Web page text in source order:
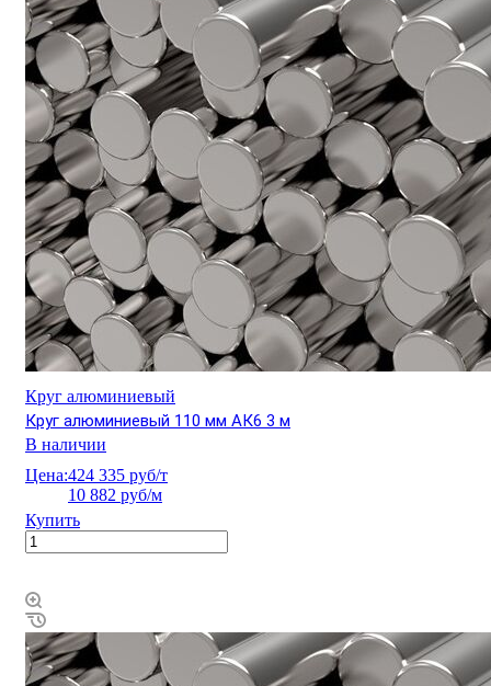
Круг алюминиевый
Круг алюминиевый 110 мм АК6 3 м
В наличии
Цена:424 335 руб/т
10 882 руб/м
Купить